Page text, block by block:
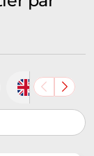
Grande-